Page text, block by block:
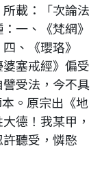
載：「次論法
一、《梵網》
、《瓔珞》
塞戒經》偏受
受法，今不具
。原宗出《地
德！我某甲，
聽受，憐愍